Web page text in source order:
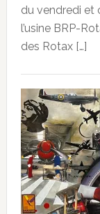
du vendredi et
l’usine BRP-
des Rotax […]